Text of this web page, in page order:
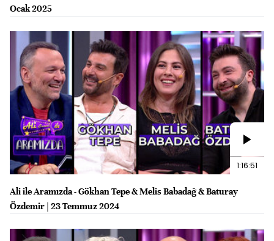
Ocak 2025
1:16:51
Ali ile Aramızda - Gökhan Tepe & Melis Babadağ & Baturay
Özdemir | 23 Temmuz 2024